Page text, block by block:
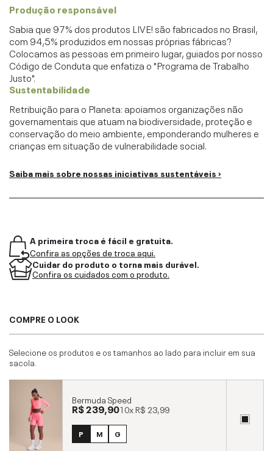
Produção responsável
Sabia que 97% dos produtos LIVE! são fabricados no Brasil,
com 94,5% produzidos em nossas próprias fábricas?
Colocamos as pessoas em primeiro lugar, guiados por nosso
Código de Conduta que enfatiza o "Programa de Trabalho
Justo".
Sustentabilidade
Retribuição para o Planeta: apoiamos organizações não
governamentais que atuam na biodiversidade, proteção e
conservação do meio ambiente, emponderando mulheres e
crianças em situação de vulnerabilidade social.
Saiba mais sobre nossas iniciativas sustentáveis ›
A primeira troca é fácil e gratuita.
Confira as opções de troca aqui.
Cuidar do produto o torna mais durável.
Confira os cuidados com o produto.
COMPRE O LOOK
Selecione os produtos e os tamanhos ao lado para incluir em sua
sacola.
Bermuda Speed
R$ 239,9010xR$ 23,99
P M G